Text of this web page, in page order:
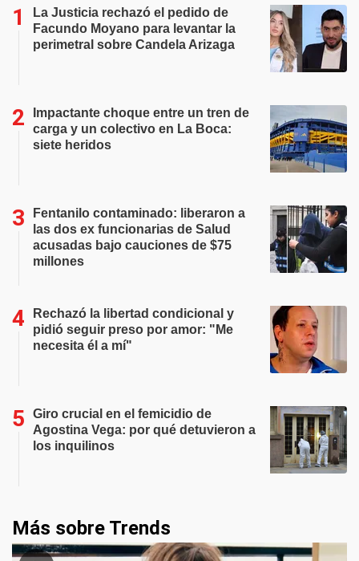
La Justicia rechazó el pedido de
Facundo Moyano para levantar la
perimetral sobre Candela Arizaga
Impactante choque entre un tren de
carga y un colectivo en La Boca:
siete heridos
Fentanilo contaminado: liberaron a
las dos ex funcionarias de Salud
acusadas bajo cauciones de $75
millones
Rechazó la libertad condicional y
pidió seguir preso por amor: "Me
necesita él a mí"
Giro crucial en el femicidio de
Agostina Vega: por qué detuvieron a
los inquilinos
Más sobre Trends